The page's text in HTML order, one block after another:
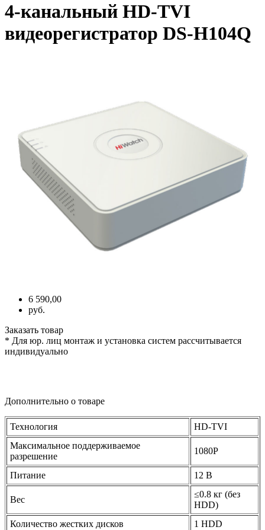
4-канальный HD-TVI
видеорегистратор DS-H104Q
6 590,00
руб.
Заказать товар
* Для юр. лиц монтаж и установка систем рассчитывается
индивидуально
Дополнительно о товаре
Технология
HD-TVI
Максимальное поддерживаемое
разрешение
1080P
Питание 12 В
Вес
≤0.8 кг (без
HDD)
Количество жестких дисков
1 HDD